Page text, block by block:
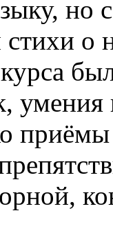
но
стихи